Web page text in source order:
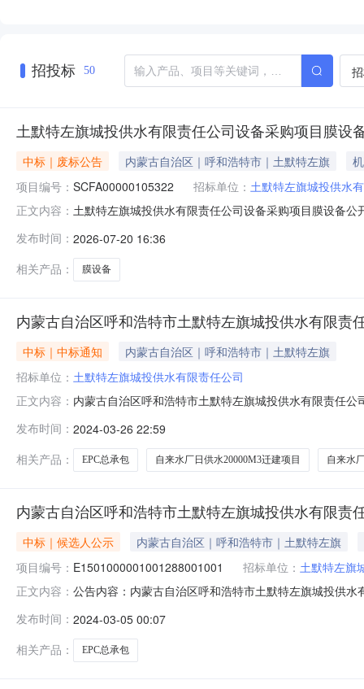
招投标 50
土默特左旗城投供水有限责任公司设备采购项目膜设
中标｜废标公告 内蒙古自治区｜呼和浩特市｜土默特左旗
项目编号： SCFA00000105322 招标单位： 土默特左旗城投供水
正文内容： 土默特左旗城投供水有限责任公司设备采购项目膜设备
间：2026-07-20因公开直接采购公告中，拟采购单位名
发布时间： 2026-07-20 16:36
相关产品：
膜设备
内蒙古自治区呼和浩特市土默特左旗城投供水有限
中标｜中标通知
内蒙古自治区｜呼和浩特市｜土默特左旗
招标单位： 土默特左旗城投供水有限责任公司
正文内容： 内蒙古自治区呼和浩特市土默特左旗城投供水有限责任
自来水厂日供水20000M3迁建项目EPC总承包招标方式
期中标质量项
发布时间： 2024-03-26 22:59
相关产品：
EPC总承包 自来水厂日供水20000M3迁建项目 自来水
内蒙古自治区呼和浩特市土默特左旗城投供水有限
中标｜候选人公示
内蒙古自治区｜呼和浩特市｜土默特左旗
项目编号： E1501000001001288001001 招标单位： 土默特左旗
正文内容： 公告内容：内蒙古自治区呼和浩特市土默特左旗城投供
候选人基本情况中标候选人第1名：中交第二公路工程局
发布时间： 2024-03-05 00:07
相关产品：
EPC总承包